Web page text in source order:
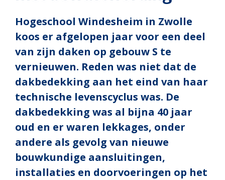
Hogeschool Windesheim in Zwolle
koos er afgelopen jaar voor een deel
van zijn daken op gebouw S te
vernieuwen. Reden was niet dat de
dakbedekking aan het eind van haar
technische levenscyclus was. De
dakbedekking was al bijna 40 jaar
oud en er waren lekkages, onder
andere als gevolg van nieuwe
bouwkundige aansluitingen,
installaties en doorvoeringen op het